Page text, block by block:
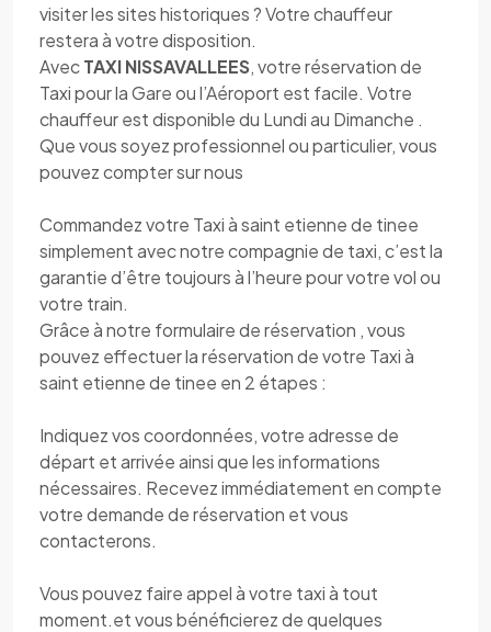
visiter les sites historiques ? Votre chauffeur
restera à votre disposition.
AvecTAXI NISSAVALLEES, votre réservation de
Taxi pour la Gare ou l’Aéroport est facile. Votre
chauffeur est disponible du Lundi au Dimanche .
Que vous soyez professionnel ou particulier, vous
pouvez compter sur nous
Commandez votre Taxi à saint etienne de tinee
simplement avec notre compagnie de taxi, c’est la
garantie d’être toujours à l’heure pour votre vol ou
votre train.
Grâce à notre formulaire de réservation , vous
pouvez effectuer la réservation de votre Taxi à
saint etienne de tinee en 2 étapes :
Indiquez vos coordonnées, votre adresse de
départ et arrivée ainsi que les informations
nécessaires. Recevez immédiatement en compte
votre demande de réservation et vous
contacterons.
Vous pouvez faire appel à votre taxi à tout
moment.et vous bénéficierez de quelques